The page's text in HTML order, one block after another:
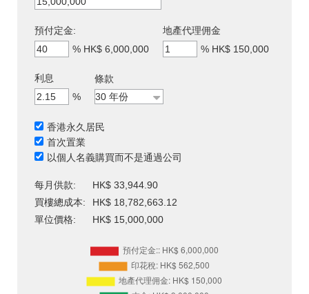
預付定金:
% HK$ 6,000,000
地產代理佣金
% HK$ 150,000
利息
%
條款
香港永久居民
首次置業
以個人名義購買而不是通過公司
每月供款:
HK$ 33,944.90
買樓總成本:
HK$ 18,782,663.12
單位價格:
HK$ 15,000,000